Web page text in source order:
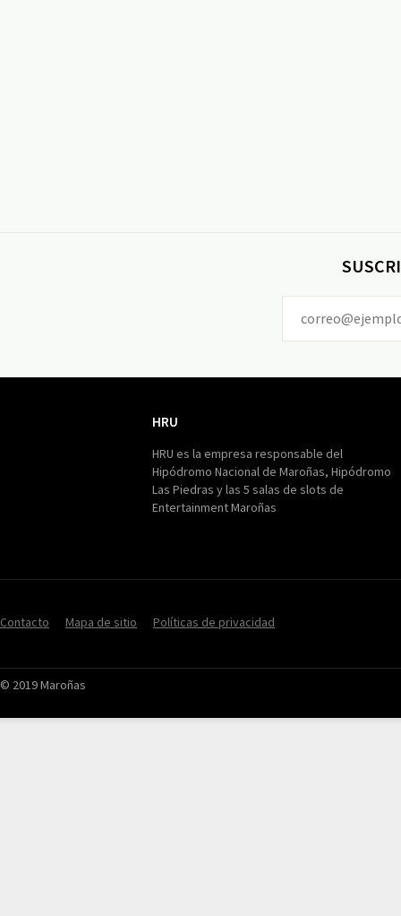
HRU
HRU es la empresa responsable del
Hipódromo Nacional de Maroñas, Hipódromo
Las Piedras y las 5 salas de slots de
Entertainment Maroñas
Contacto Mapa de sitio Políticas de privacidad
© 2019 Maroñas